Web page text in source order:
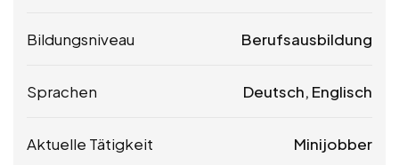
Bildungsniveau Berufsausbildung
Sprachen Deutsch, Englisch
Aktuelle Tätigkeit Minijobber